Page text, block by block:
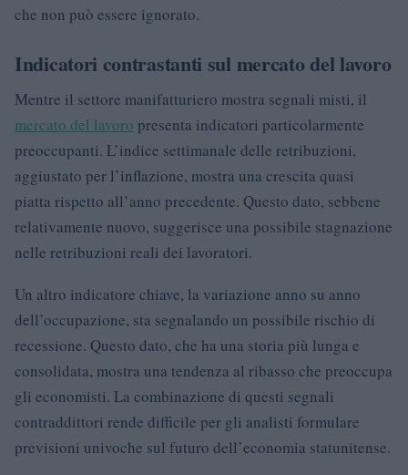
che non può essere ignorato.
Indicatori contrastanti sul mercato del lavoro
Mentre il settore manifatturiero mostra segnali misti, il
mercato del lavoro presenta indicatori particolarmente
preoccupanti. L’indice settimanale delle retribuzioni,
aggiustato per l’inflazione, mostra una crescita quasi
piatta rispetto all’anno precedente. Questo dato, sebbene
relativamente nuovo, suggerisce una possibile stagnazione
nelle retribuzioni reali dei lavoratori.
Un altro indicatore chiave, la variazione anno su anno
dell’occupazione, sta segnalando un possibile rischio di
recessione. Questo dato, che ha una storia più lunga e
consolidata, mostra una tendenza al ribasso che preoccupa
gli economisti. La combinazione di questi segnali
contraddittori rende difficile per gli analisti formulare
previsioni univoche sul futuro dell’economia statunitense.